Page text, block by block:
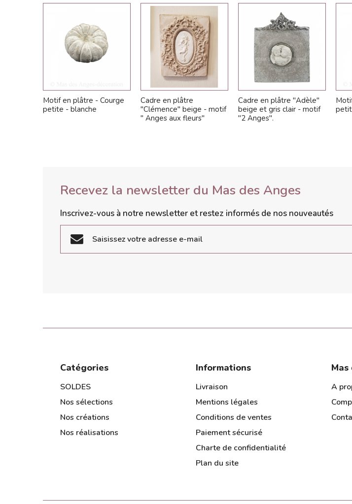
Motif en plâtre - Courge
petite - blanche
Cadre en plâtre
"Clémence" beige - motif
" Anges aux fleurs"
Cadre en plâtre "Adèle"
beige et gris clair - motif
"2 Anges".
Recevez la newsletter du Mas des Anges
Inscrivez-vous à notre newsletter et restez informés de nos nouveautés
Catégories
SOLDES
Nos sélections
Nos créations
Nos réalisations
Informations
Livraison
Mentions légales
Conditions de ventes
Paiement sécurisé
Charte de confidentialité
Plan du site
Mas
A